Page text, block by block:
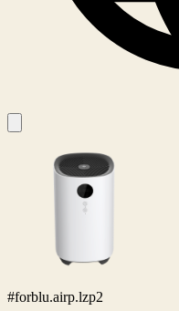
#forblu.airp.lzp2